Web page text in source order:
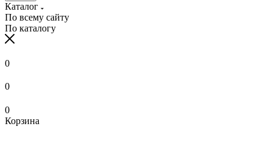
Каталог
По всему сайту
По каталогу
0
0
0
Корзина